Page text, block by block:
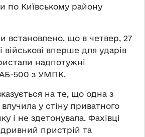
по Київському району
встановлено, що в четвер, 27
військові вперше для ударів
надпотужні
500 з УМПК.
на те, що одна з
у стіну приватного
і не здетонувала. Фахівці
пристрій та